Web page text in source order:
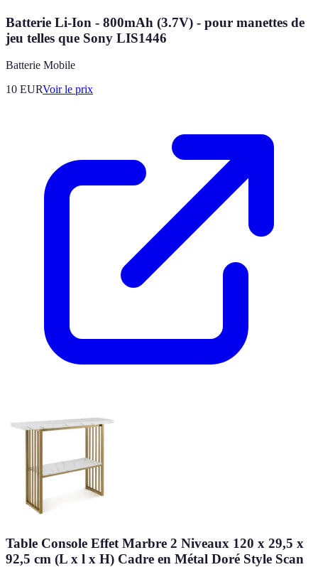
Batterie Li-Ion - 800mAh (3.7V) - pour manettes de
jeu telles que Sony LIS1446
Batterie Mobile
10 EURVoir le prix
Table Console Effet Marbre 2 Niveaux 120 x 29,5 x
92,5 cm (L x l x H) Cadre en Métal Doré Style Scan